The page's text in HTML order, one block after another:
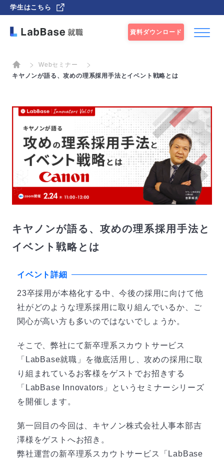
学生はこちら
資料ダウンロード
Webセミナー
キヤノンが語る、攻めの理系採用手法とイベント戦略とは
キヤノンが語る、攻めの理系採用手法と
イベント戦略とは
イベント詳細
23卒採用が本格化する中、今後の採用に向けて他
社がどのような理系採用に取り組んでいるか、ご
関心が高い方も多いのではないでしょうか。
そこで、弊社にて新卒理系スカウトサービス
「LabBase就職」を徹底活用し、攻めの採用に取
り組まれているお客様をゲストでお招きする
「LabBase Innovators」というセミナーシリーズ
を開催します。
第一回目の今回は、キヤノン株式会社人事本部吉
澤様をゲストへお招き。
弊社運営の新卒理系スカウトサービス「LabBase